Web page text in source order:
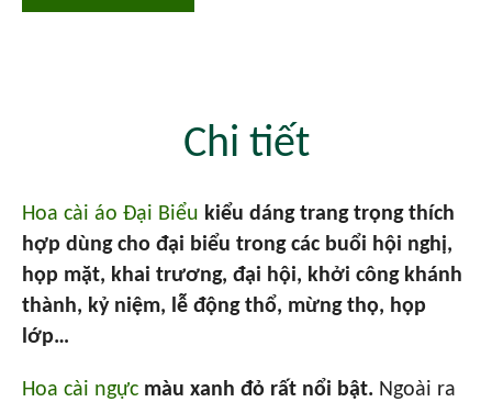
Chi tiết
Hoa cài áo Đại Biểu kiểu dáng trang trọng thích
hợp dùng cho đại biểu trong các buổi hội nghị,
họp mặt, khai trương, đại hội, khởi công khánh
thành, kỷ niệm, lễ động thổ, mừng thọ, họp
lớp…
Hoa cài ngực màu xanh đỏ rất nổi bật. Ngoài ra